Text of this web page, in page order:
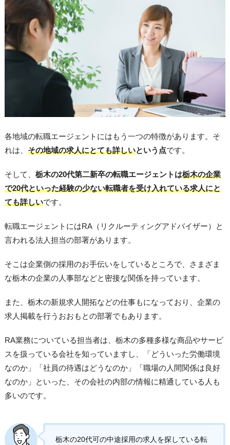
各地域の転職エージェントにはもう一つの特徴があります。そ
れは、 その地域の求人にとても詳しいという点です。
そして、 栃木の20代第二新卒の転職エージェントは栃木の企業
で20代といった経験の少ない転職者を受け入れている求人にと
ても詳しいです。
転職エージェントにはRA（リクルーティングアドバイザー）と
言われる法人担当の部署があります。
そこは企業側の採用のお手伝いをしているところで、さまざま
な栃木の企業の人事部などと密接な関係を持っています。
また、栃木の新規求人開拓などの仕事もになっており、企業の
求人掲載を行うおおもとの部署でもあります。
RA業務についている担当者は、栃木の多種多様な商品やサービ
スを扱っている会社を知っていますし、「どういった労働環境
なのか」「社員の待遇はどうなのか」「職場の人間関係は良好
なのか」といった、その会社の内部の情報に精通している人も
多いのです。
栃木の20代可の中途採用の求人を探している転